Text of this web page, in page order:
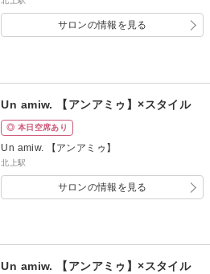
サロンの情報を見る
Un amiw. 【アンアミゥ】×スタイル
◎ 本日空席あり
Un amiw. 【アンアミゥ】
北上駅
サロンの情報を見る
Un amiw. 【アンアミゥ】×スタイル